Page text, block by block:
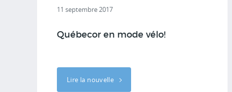
11 septembre 2017
Québecor en mode vélo!
Lire la nouvelle